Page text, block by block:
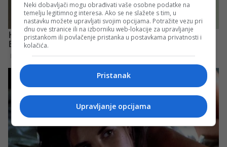
Neki dobavljači mogu obrađivati vaše osobne podatke na
temelju legitimnog interesa. Ako se ne slažete s tim, u
nastavku možete upravljati svojim opcijama. Potražite vezu pri
dnu ove stranice ili na izborniku web-lokacije za upravljanje
pristankom ili povlačenje pristanka u postavkama privatnosti i
kolačića.
Pristanak
Upravljanje opcijama